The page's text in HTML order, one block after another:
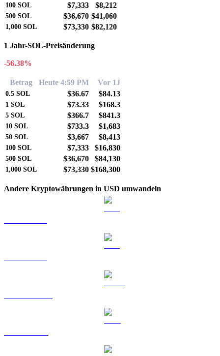
100 SOL $7,333 $8,212
500 SOL $36,670 $41,060
1,000 SOL $73,330 $82,120
1 Jahr-SOL-Preisänderung
-56.38%
Betrag Heute 4:59 PM Vor 1J
0.5 SOL $36.67 $84.13
1 SOL $73.33 $168.3
5 SOL $366.7 $841.3
10 SOL $733.3 $1,683
50 SOL $3,667 $8,413
100 SOL $7,333 $16,830
500 SOL $36,670 $84,130
1,000 SOL $73,330 $168,300
Andere Kryptowährungen in USD umwandeln